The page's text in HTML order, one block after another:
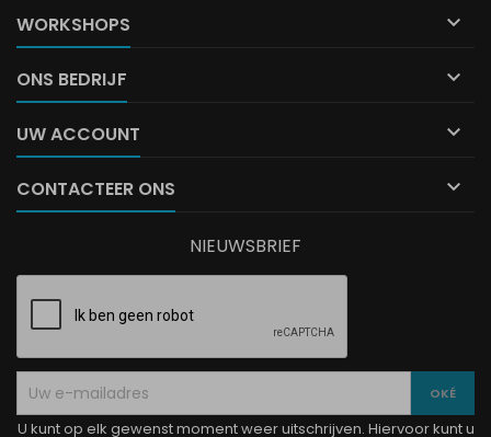
WORKSHOPS 
ONS BEDRIJF 
UW ACCOUNT 
CONTACTEER ONS 
NIEUWSBRIEF
U kunt op elk gewenst moment weer uitschrijven. Hiervoor kunt u